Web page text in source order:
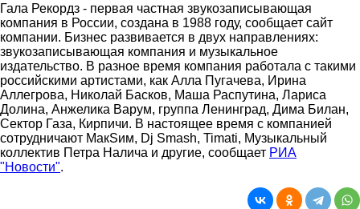
Гала Рекордз - первая частная звукозаписывающая
компания в России, создана в 1988 году, сообщает сайт
компании. Бизнес развивается в двух направлениях:
звукозаписывающая компания и музыкальное
издательство. В разное время компания работала с такими
российскими артистами, как Алла Пугачева, Ирина
Аллегрова, Николай Басков, Маша Распутина, Лариса
Долина, Анжелика Варум, группа Ленинград, Дима Билан,
Сектор Газа, Кирпичи. В настоящее время с компанией
сотрудничают МакSим, Dj Smash, Timati, Музыкальный
коллектив Петра Налича и другие, сообщает РИА
"Новости".